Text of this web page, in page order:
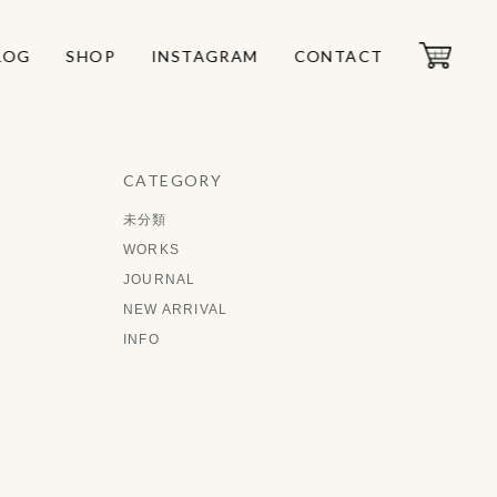
SHOP INSTAGRAM CONTACT
SHOP INSTAGRAM CONTACT
CATEGORY
未分類
WORKS
JOURNAL
NEW ARRIVAL
INFO